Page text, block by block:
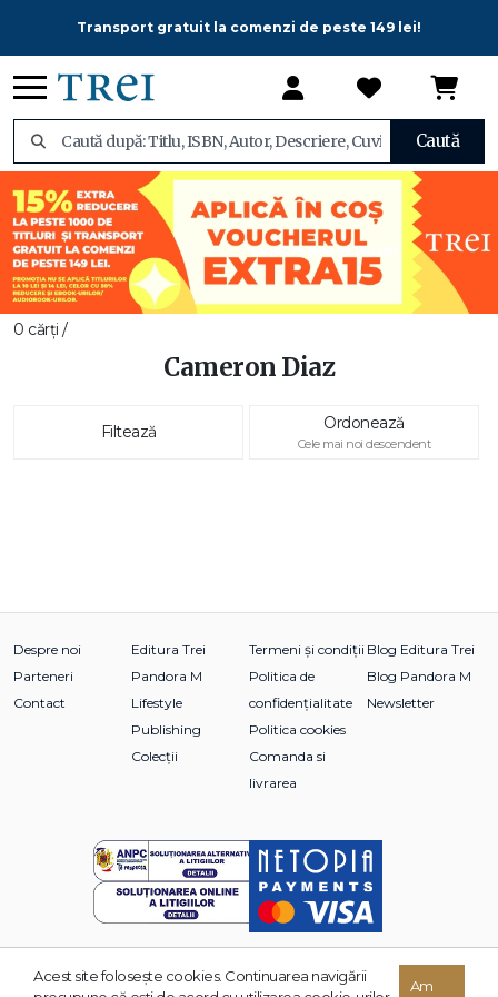
Transport gratuit la comenzi de peste 149 lei!
Caută
0 cărți /
Cameron Diaz
Filtează Ordonează
Cele mai noi descendent
Despre noi
Parteneri
Contact
Editura Trei
Pandora M
Lifestyle
Publishing
Colecții
Termeni și condiții
Politica de
confidențialitate
Politica cookies
Comanda si
livrarea
Blog Editura Trei
Blog Pandora M
Newsletter
© 2026 Grupul Editorial TREI. Toate drepturile rezervate.
Acest site foloseşte cookies. Continuarea navigării
Am